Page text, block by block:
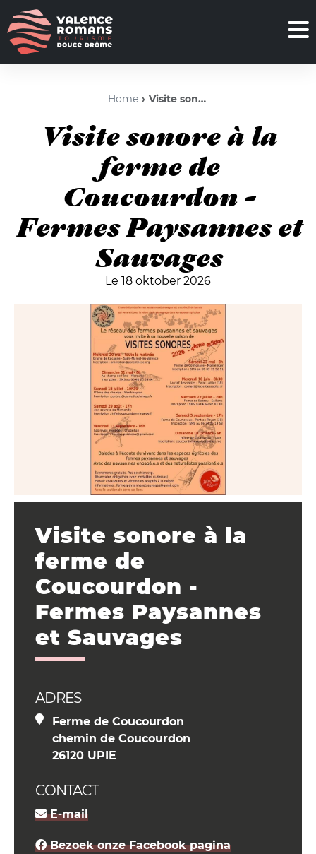
Home Visite sonore à la ferme de Coucourdon - Fermes Paysannes et Sauvages
Visite sonore à la
ferme de
Coucourdon -
Fermes Paysannes et
Sauvages
Le 18 oktober 2026
Visite sonore à la
ferme de
Coucourdon -
Fermes Paysannes
et Sauvages
ADRES
Ferme de Coucourdon
chemin de Coucourdon
26120 UPIE
CONTACT
E-mail
Bezoek onze Facebook pagina